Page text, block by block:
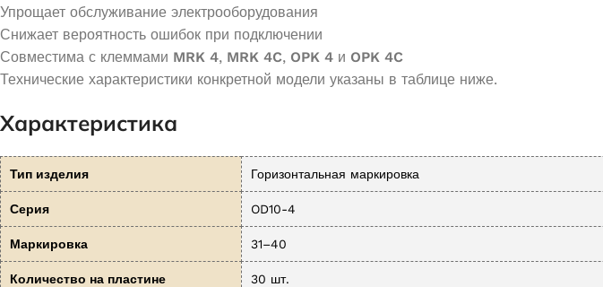
Упрощает обслуживание электрооборудования
Снижает вероятность ошибок при подключении
Совместима с клеммами MRK 4, MRK 4C, OPK 4 и OPK 4C
Технические характеристики конкретной модели указаны в таблице ниже.
Характеристика
Тип изделия Горизонтальная маркировка
Серия OD10-4
Маркировка 31–40
Количество на пластине 30 шт.